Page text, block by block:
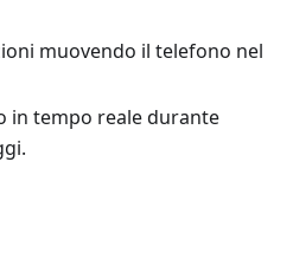
muovendo il telefono nel
in tempo reale durante